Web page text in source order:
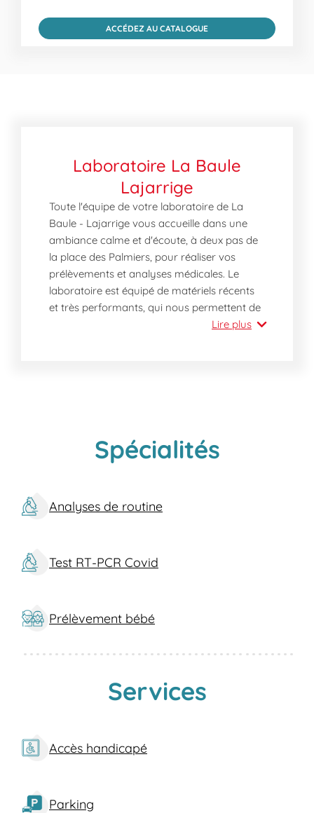
ACCÉDEZ AU CATALOGUE
Laboratoire La Baule
Lajarrige
Toute l'équipe de votre laboratoire de La
Baule - Lajarrige vous accueille dans une
ambiance calme et d'écoute, à deux pas de
la place des Palmiers, pour réaliser vos
prélèvements et analyses médicales. Le
laboratoire est équipé de matériels récents
et très performants, qui nous permettent de
réaliser un grand nombre d'analyses et vous
Lire plus
Spécialités
Analyses de routine
Test RT-PCR Covid
Prélèvement bébé
Services
Accès handicapé
Parking